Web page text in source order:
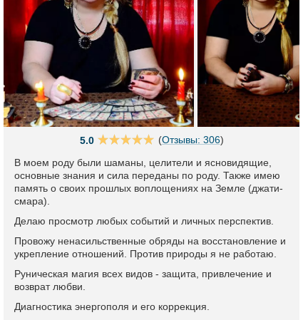
5.0 (Отзывы: 306)
В моем роду были шаманы, целители и ясновидящие,
основные знания и сила переданы по роду. Также имею
память о своих прошлых воплощениях на Земле (джати-
смара).
Делаю просмотр любых событий и личных перспектив.
Провожу ненасильственные обряды на восстановление и
укрепление отношений. Против природы я не работаю.
Руническая магия всех видов - защита, привлечение и
возврат любви.
Диагностика энергополя и его коррекция.